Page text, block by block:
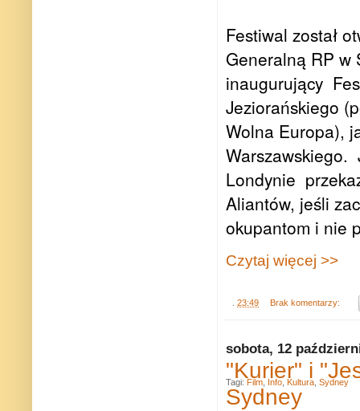
Festiwal został
Generalną RP w
inaugurujący
Jeziorańskiego
Wolna Europa),
Warszawskiego.
Londynie
Aliantów, jeśli
okupantom i nie
Czytaj więcej >>
23:49 Brak komentarzy:
sobota, 12
"Kurier" i
Sydney
Tagi: Film, Info, Kultura, Sydney